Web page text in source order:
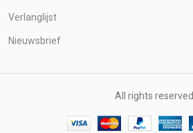
Verlanglijst
Nieuwsbrief
All rights reserved.